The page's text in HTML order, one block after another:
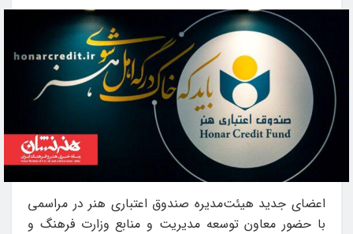
اعضای جدید هیئت‌مدیره صندوق اعتباری هنر در مراسمی
با حضور معاون توسعه مدیریت و منابع وزارت فرهنگ و